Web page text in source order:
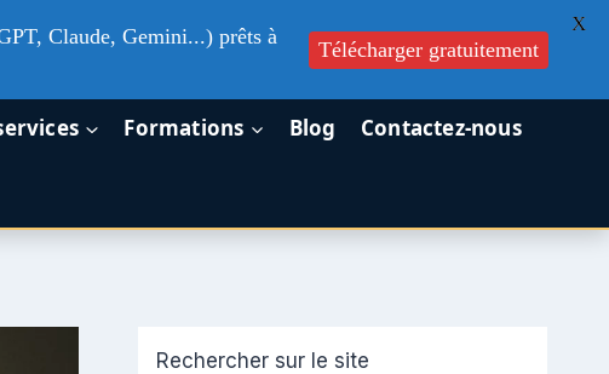
Formations Blog Contactez-nous
Rechercher sur le site
Claude, Gemini...) prêts à
Télécharger gratuitement
X